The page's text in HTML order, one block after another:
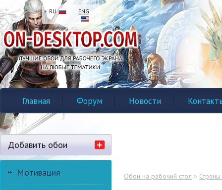
RU ENG
Главная Форум Новости
Добавить обои
Мотивация Обои на рабочий стол »